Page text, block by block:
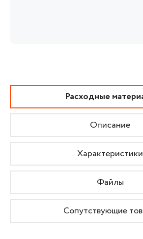
Расходные
Описание
Характеристики
Файлы
Сопутствующие